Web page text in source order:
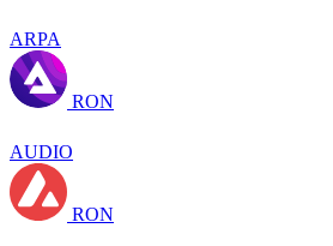
ARPA
RON
AUDIO
RON